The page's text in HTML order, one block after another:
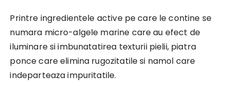
Printre ingredientele active pe care le contine se
numara micro-algele marine care au efect de
iluminare si imbunatatirea texturii pielii, piatra
ponce care elimina rugozitatile si namol care
indeparteaza impuritatile.